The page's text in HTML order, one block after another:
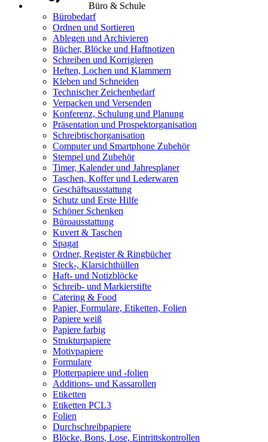
Büro & Schule
Bürobedarf
Ordnen und Sortieren
Ablegen und Archivieren
Bücher, Blöcke und Haftnotizen
Schreiben und Korrigieren
Heften, Lochen und Klammern
Kleben und Schneiden
Technischer Zeichenbedarf
Verpacken und Versenden
Konferenz, Schulung und Planung
Präsentation und Prospektorganisation
Schreibtischorganisation
Computer und Smartphone Zubehör
Stempel und Zubehör
Timer, Kalender und Jahresplaner
Taschen, Koffer und Lederwaren
Geschäftsausstattung
Schutz und Erste Hilfe
Schöner Schenken
Büroausstattung
Kuvert & Taschen
Spagat
Ordner, Register & Ringbücher
Steck-, Klarsichthüllen
Haft- und Notizblöcke
Schreib- und Markierstifte
Catering & Food
Papier, Formulare, Etiketten, Folien
Papiere weiß
Papiere farbig
Strukturpapiere
Motivpapiere
Formulare
Plotterpapiere und -folien
Additions- und Kassarollen
Etiketten
Etiketten PCL3
Folien
Durchschreibpapiere
Blöcke, Bons, Lose, Eintrittskontrollen